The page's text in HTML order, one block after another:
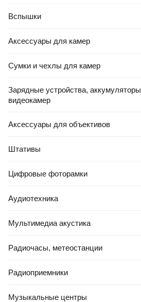
Вспышки
Аксессуары для камер
Сумки и чехлы для камер
Зарядные устройства,
видеокамер
Аксессуары для объективов
Штативы
Цифровые фоторамки
Аудиотехника
Мультимедиа акустика
Радиочасы, метеостанции
Радиоприемники
Музыкальные центры